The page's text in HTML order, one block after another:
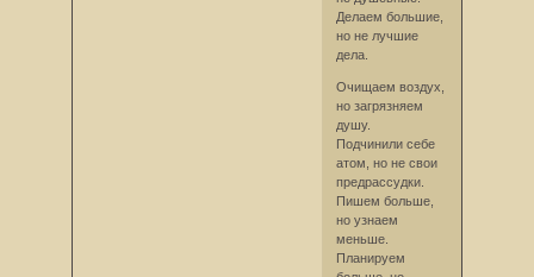
Делаем большие,
но не лучшие
дела.
Очищаем воздух,
но загрязняем
душу.
Подчинили себе
атом, но не свои
предрассудки.
Пишем больше,
но узнаем
меньше.
Планируем